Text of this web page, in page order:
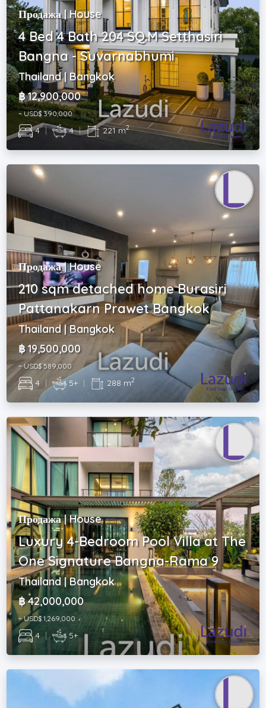
Продажа | House
4 Bed 4 Bath 204 SQ.M Setthasiri
Bangna - Suvarnabhumi
Thailand | Bangkok
฿ 12,900,000
~ USD$ 390,000
4 | 4 | 221 m2
Продажа | House
210 sqm detached home Burasiri
Pattanakarn Prawet Bangkok
Thailand | Bangkok
฿ 19,500,000
~ USD$ 589,000
4 | 5+ | 288 m2
Продажа | House
Luxury 4-Bedroom Pool Villa at The
One Signature Bangna-Rama 9
Thailand | Bangkok
฿ 42,000,000
~ USD$ 1,269,000
4 | 5+